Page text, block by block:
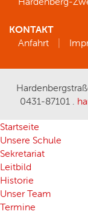
KONTAKT
Anfahrt
0431-87101 .
Startseite
Unsere Schule
Sekretariat
Leitbild
Historie
Unser Team
Termine